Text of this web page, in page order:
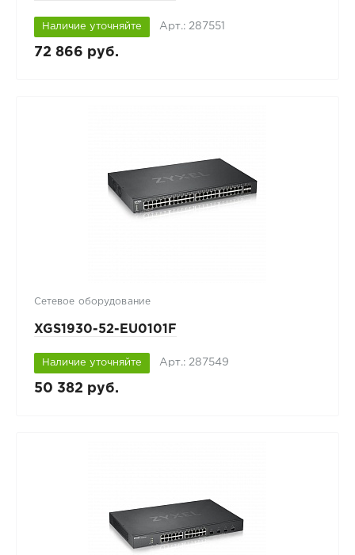
Наличие уточняйте Арт.: 287551
72 866 руб.
Сетевое оборудование
XGS1930-52-EU0101F
Наличие уточняйте Арт.: 287549
50 382 руб.